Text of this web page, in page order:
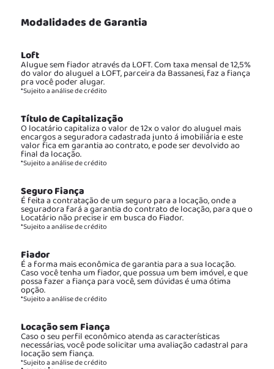
Modalidades de Garantia
Loft
Alugue sem fiador através da LOFT. Com taxa mensal de 12,5%
do valor do aluguel a LOFT, parceira da Bassanesi, faz a fiança
pra você poder alugar.
*Sujeito a análise de crédito
Título de Capitalização
O locatário capitaliza o valor de 12x o valor do aluguel mais
encargos a seguradora cadastrada junto á imobiliária e este
valor fica em garantia ao contrato, e pode ser devolvido ao
final da locação.
*Sujeito a análise de crédito
Seguro Fiança
É feita a contratação de um seguro para a locação, onde a
seguradora fará a garantia do contrato de locação, para que o
Locatário não precise ir em busca do Fiador.
*Sujeito a análise de crédito
Fiador
É a forma mais econômica de garantia para a sua locação.
Caso você tenha um fiador, que possua um bem imóvel, e que
possa fazer a fiança para você, sem dúvidas é uma ótima
opção.
*Sujeito a análise de crédito
Locação sem Fiança
Caso o seu perfil econômico atenda as características
necessárias, você pode solicitar uma avaliação cadastral para
locação sem fiança.
*Sujeito a análise de crédito